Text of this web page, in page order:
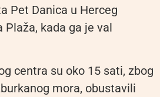
Pet Danica u Herceg
Plaža, kada ga je val
centra su oko 15 sati, zbog
mora, obustavili